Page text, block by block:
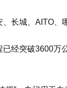
长城、AITO、
经突破3600